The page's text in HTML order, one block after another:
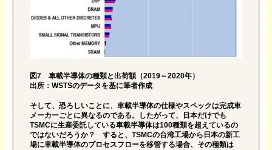
図7 車載半導体の種類と出荷額（2019～2020年）
出所：WSTSのデータを基に筆者作成
そして、恐ろしいことに、車載半導体の仕様やスペックは完成車
メーカーごとに異なるのである。したがって、日本だけでも
TSMCに生産委託している車載半導体は100種類を超えているの
ではないだろうか？ すると、TSMCの台湾工場から日本の新工
場に車載半導体のプロセスフローを移管する場合、その種類は